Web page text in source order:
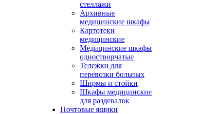
стеллажи
Архивные
медицинские шкафы
Картотеки
медицинские
Медицинские шкафы
одностворчатые
Тележки для
перевозки больных
Ширмы и стойки
Шкафы медицинские
для раздевалок
Почтовые ящики